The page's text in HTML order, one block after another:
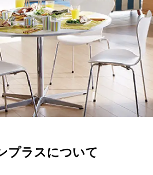
プラスについて